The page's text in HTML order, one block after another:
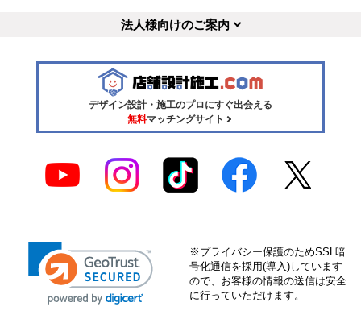
法人様向けのご案内
デザイン設計・施工のプロにすぐ出会える
無料マッチングサイト
※プライバシー保護のためSSL暗
号化通信を採用(導入)しています
ので、お客様の情報の送信は安全
に行っていただけます。